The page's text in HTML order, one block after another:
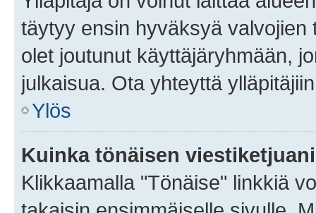
täytyy ensin hyväksyä
olet joutunut käyttäjäryhmään,
julkaisua. Ota yhteyttä
Ylös
Kuinka tönäisen
Klikkaamalla "Tönäise" linkkiä